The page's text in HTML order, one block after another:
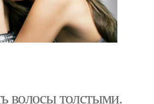
волосы толстыми.